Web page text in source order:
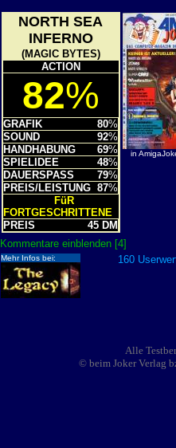
NORTH SEA
INFERNO
(MAGIC BYTES)
ACTION
82%
GRAFIK 80%
SOUND
92%
HANDHABUNG
69%
SPIELIDEE
48%
DAUERSPASS
79%
PREIS/LEISTUNG 87%
FüR
FORTGESCHRITTENE
PREIS
45 DM
in
Kommentare einblenden [4]
Mehr Infos bei: 160
Alle
© beim Joker Verlag